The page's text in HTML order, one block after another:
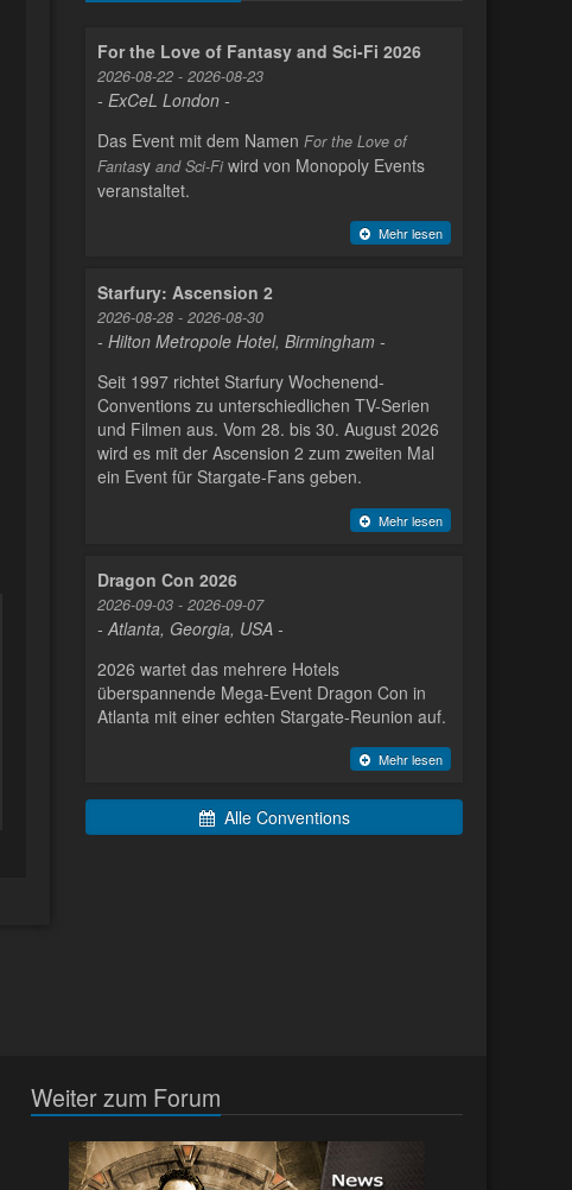
For the Love of Fantasy and Sci-Fi 2026
2026-08-22 - 2026-08-23
- ExCeL London -
Das Event mit dem Namen For the Love of
Fantasy and Sci-Fi wird von Monopoly Events
veranstaltet.
Mehr lesen
Starfury: Ascension 2
2026-08-28 - 2026-08-30
- Hilton Metropole Hotel, Birmingham -
Seit 1997 richtet Starfury Wochenend-
Conventions zu unterschiedlichen TV-Serien
und Filmen aus. Vom 28. bis 30. August 2026
wird es mit der Ascension 2 zum zweiten Mal
ein Event für Stargate-Fans geben.
Mehr lesen
Dragon Con 2026
2026-09-03 - 2026-09-07
- Atlanta, Georgia, USA -
2026 wartet das mehrere Hotels
überspannende Mega-Event Dragon Con in
Atlanta mit einer echten Stargate-Reunion auf.
Mehr lesen
Alle Conventions
Weiter zum Forum